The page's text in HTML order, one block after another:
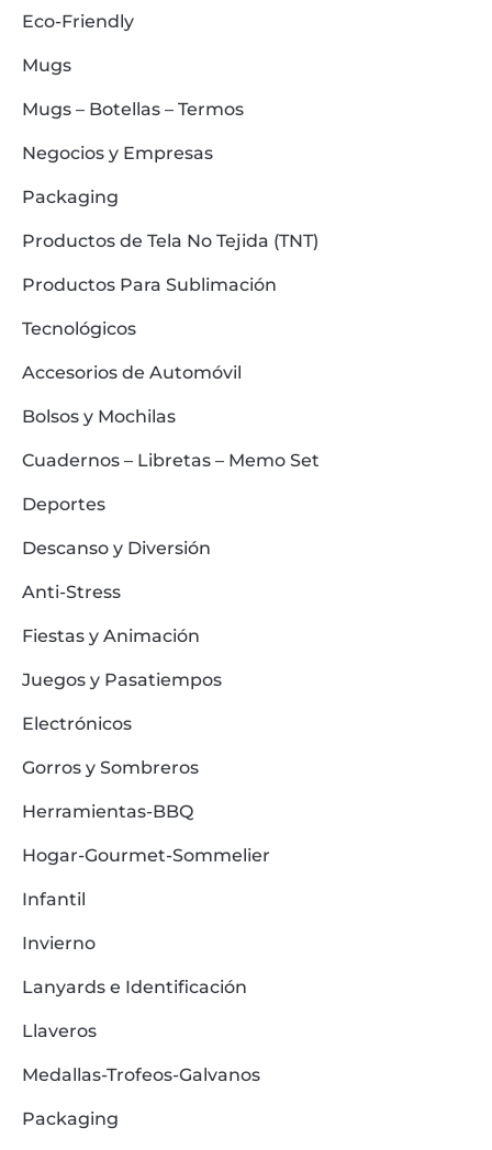
Eco-Friendly
Mugs
Mugs – Botellas – Termos
Negocios y Empresas
Packaging
Productos de Tela No Tejida (TNT)
Productos Para Sublimación
Tecnológicos
Accesorios de Automóvil
Bolsos y Mochilas
Cuadernos – Libretas – Memo Set
Deportes
Descanso y Diversión
Anti-Stress
Fiestas y Animación
Juegos y Pasatiempos
Electrónicos
Gorros y Sombreros
Herramientas-BBQ
Hogar-Gourmet-Sommelier
Infantil
Invierno
Lanyards e Identificación
Llaveros
Medallas-Trofeos-Galvanos
Packaging